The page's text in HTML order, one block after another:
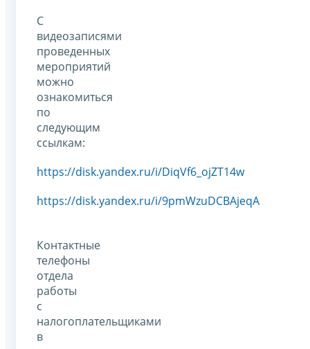
С
видеозаписями
проведенных
мероприятий
можно
ознакомиться
по
следующим
ссылкам:
https://disk.yandex.ru/i/DiqVf6_ojZT14w
https://disk.yandex.ru/i/9pmWzuDCBAjeqA
Контактные
телефоны
отдела
работы
с
налогоплательщиками
в